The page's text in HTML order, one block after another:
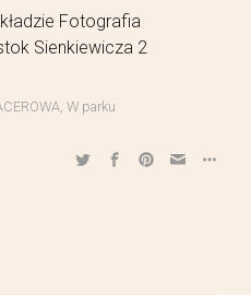
Fotografia
Sienkiewicza 2
W parku